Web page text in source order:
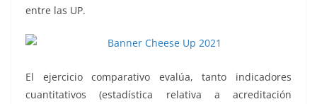
entre las UP.
El ejercicio comparativo evalúa, tanto indicadores
cuantitativos (estadística relativa a acreditación